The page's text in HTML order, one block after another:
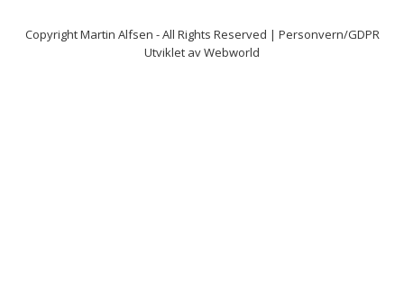
CopyrightMartin Alfsen - All Rights Reserved | Personvern/GDPR
Utviklet avWebworld